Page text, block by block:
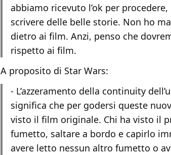
abbiamo ricevuto l’ok per
scrivere delle belle storie. Non ho
dietro ai film. Anzi, penso che
rispetto ai film.
A proposito di Star Wars:
- L’azzeramento della continuity
significa che per godersi queste
visto il film originale. Chi ha visto il
fumetto, saltare a bordo e capirlo
avere letto nessun altro fumetto o